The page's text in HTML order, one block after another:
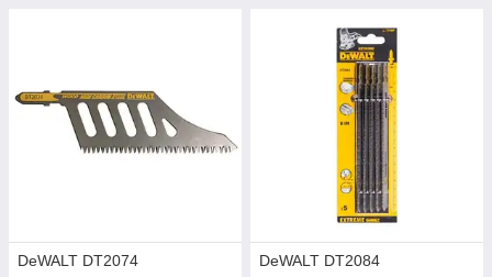
DeWALT DT2074
DeWALT DT2084